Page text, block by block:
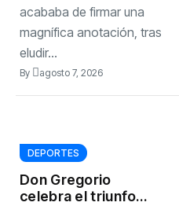
acababa de firmar una
magnífica anotación, tras
eludir...
By agosto 7, 2026
DEPORTES
Don Gregorio
celebra el triunfo